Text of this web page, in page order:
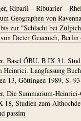
Riparii – Ribuarier –
Geographen von
zur "Schlacht bei
von Dieter Geuenich,
Basel ÖBU. B IX 31.
Heinrici. Langfassung
13, Göttingen 1989, S.
Die Summarium-
18, Studien zum
passim